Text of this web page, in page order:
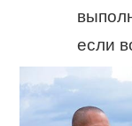
если